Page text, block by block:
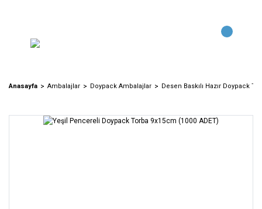
Anasayfa Ambalajlar Doypack Ambalajlar Desen Baskılı Hazır Doypack